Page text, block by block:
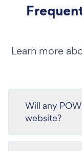
Learn more
Will any
website?